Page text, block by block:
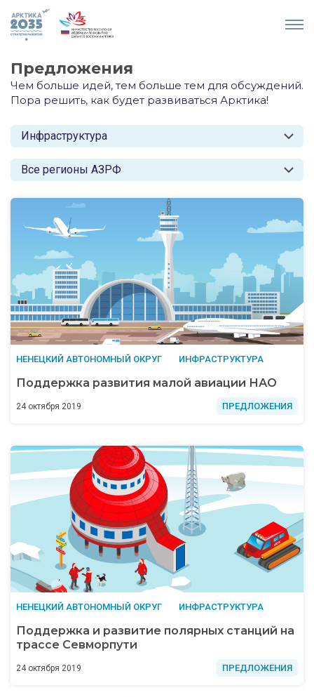
Предложения
Чем больше идей, тем больше тем для обсуждений.
Пора решить, как будет развиваться Арктика!
Инфраструктура
Все регионы АЗРФ
НЕНЕЦКИЙ АВТОНОМНЫЙ ОКРУГ ИНФРАСТРУКТУРА
Поддержка развития малой авиации НАО
24 октября 2019 ПРЕДЛОЖЕНИЯ
НЕНЕЦКИЙ АВТОНОМНЫЙ ОКРУГ ИНФРАСТРУКТУРА
Поддержка и развитие полярных станций на
трассе Севморпути
24 октября 2019 ПРЕДЛОЖЕНИЯ